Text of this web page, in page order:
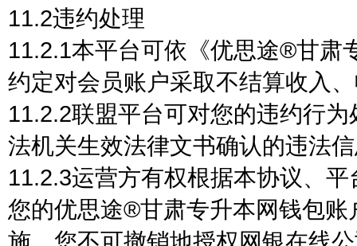
11.2违约处理
11.2.1本平台可依《优思途®甘肃
约定对会员账户采取不结算收入
11.2.2联盟平台可对您的违约行
法机关生效法律文书确认的违法
11.2.3运营方有权根据本协议、
您的优思途®甘肃专升本网钱包